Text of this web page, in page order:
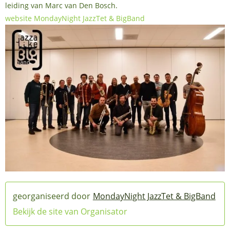
leiding van Marc van Den Bosch.
website MondayNight JazzTet & BigBand
MondayNight JazzTet & BigBand
Bekijk de site van Organisator